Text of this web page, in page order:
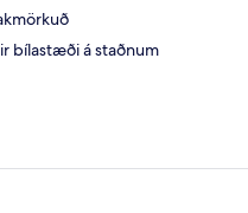
bílastæði á staðnum